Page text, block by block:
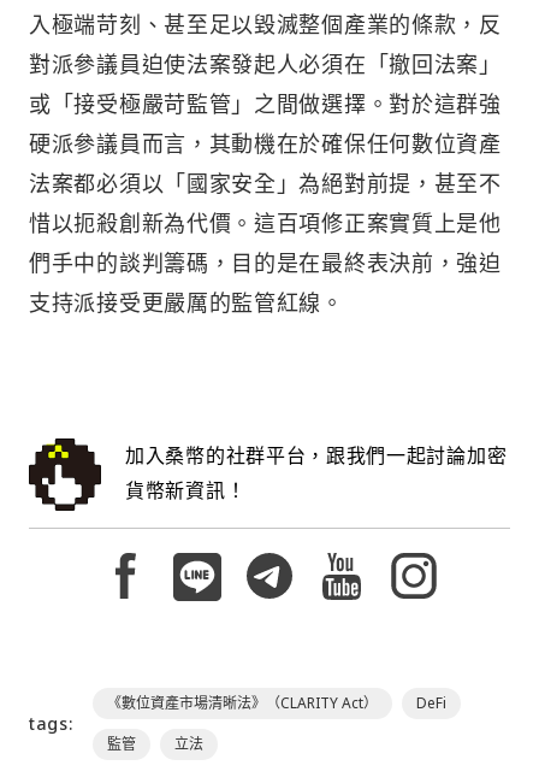
入極端苛刻、甚至足以毀滅整個產業的條款，反
對派參議員迫使法案發起人必須在「撤回法案」
或「接受極嚴苛監管」之間做選擇。對於這群強
硬派參議員而言，其動機在於確保任何數位資產
法案都必須以「國家安全」為絕對前提，甚至不
惜以扼殺創新為代價。這百項修正案實質上是他
們手中的談判籌碼，目的是在最終表決前，強迫
支持派接受更嚴厲的監管紅線。
加入桑幣的社群平台，跟我們一起討論加密
貨幣新資訊！
tags:
《數位資產市場清晰法》（CLARITY Act）
DeFi
監管
立法